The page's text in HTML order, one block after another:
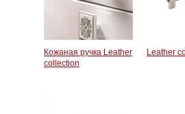
Кожаная ручка Leather
collection
Leather